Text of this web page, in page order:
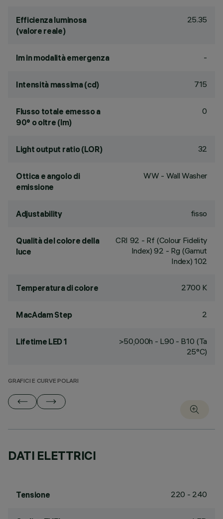
Efficienza luminosa
(valore reale)
25.35
lm in modalità emergenza -
Intensità massima (cd) 715
Flusso totale emesso a
90° o oltre (lm)
0
Light output ratio (LOR) 32
Ottica e angolo di
emissione
WW - Wall Washer
Adjustability fisso
Qualità del colore della
luce
CRI 92 - Rf (Colour Fidelity
Index) 92 - Rg (Gamut
Index) 102
Temperatura di colore 2700 K
MacAdam Step 2
Lifetime LED 1
>50,000h - L90 - B10 (Ta
25°C)
GRAFICI E CURVE POLARI
DATI ELETTRICI
Tensione 220 - 240